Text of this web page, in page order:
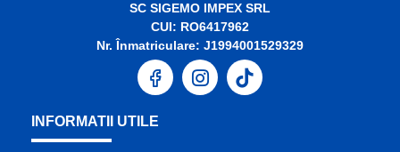
SC SIGEMO IMPEX SRL
CUI: RO6417962
Nr. Înmatriculare: J1994001529329
INFORMATII UTILE